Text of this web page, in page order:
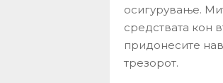
осигурување.
средствата кон
придонесите
трезорот.